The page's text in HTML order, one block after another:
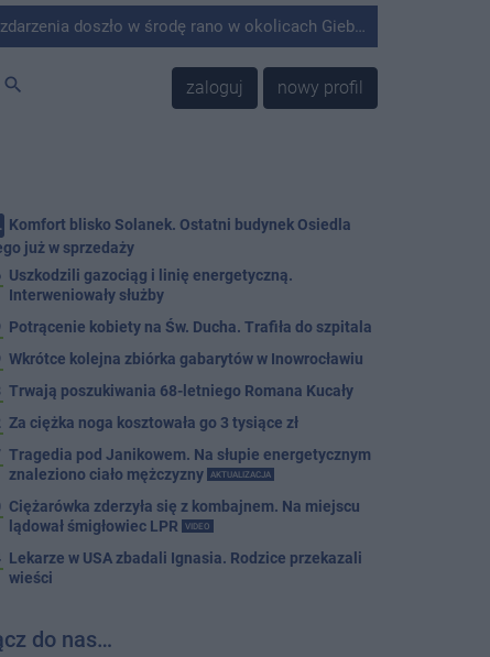
rano w okolicach Giebni koło Janikowa. Wówczas na słupie energetycznym odnaleziono ciało mężczyzny.
search zaloguj nowy profil
Komfort blisko Solanek. Ostatni budynek Osiedla
już w sprzedaży
Uszkodzili gazociąg i linię energetyczną.
Interweniowały służby
Potrącenie kobiety na Św. Ducha. Trafiła do szpitala
Wkrótce kolejna zbiórka gabarytów w Inowrocławiu
Trwają poszukiwania 68-letniego Romana Kucały
Za ciężka noga kosztowała go 3 tysiące zł
Tragedia pod Janikowem. Na słupie energetycznym
znaleziono ciało mężczyzny
AKTUALIZACJA
Ciężarówka zderzyła się z kombajnem. Na miejscu
lądował śmigłowiec LPR
VIDEO
Lekarze w USA zbadali Ignasia. Rodzice przekazali
wieści
do nas…